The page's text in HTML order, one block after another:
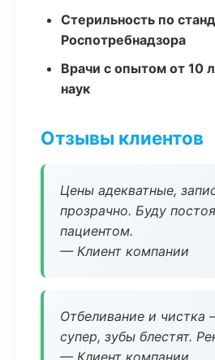
Стерильность по
Роспотребнадзора
Врачи с опытом от 10
наук
Отзывы клиентов
Цены адекватные,
прозрачно. Буду
пациентом.
— Клиент компании
Отбеливание и чистка
супер, зубы блестят.
— Клиент компании